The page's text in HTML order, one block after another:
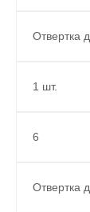
Отвертка
1 шт.
6
Отвертка